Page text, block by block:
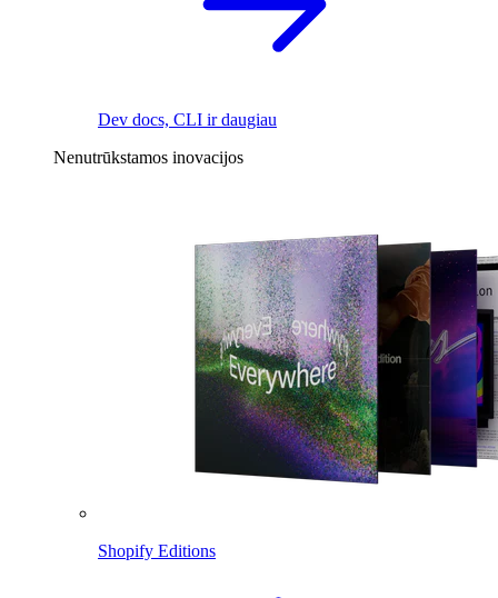
Dev docs, CLI ir daugiau
Nenutrūkstamos inovacijos
Shopify Editions